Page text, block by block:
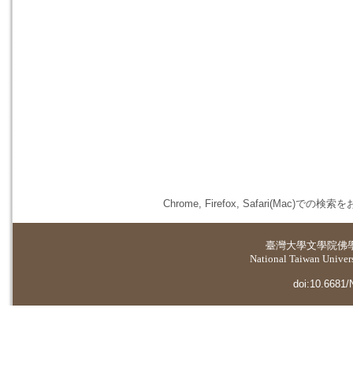
Chrome, Firefox, Safari(Mac)での検索を
臺灣大學文學院佛
National Taiwan
doi:10.6681/